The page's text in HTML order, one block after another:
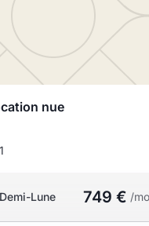
nue
1
Lune 749 € /